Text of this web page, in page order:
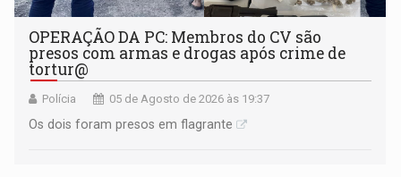
OPERAÇÃO DA PC: Membros do CV são
presos com armas e drogas após crime de
tortur@
Polícia 05 de Agosto de 2026 às 19:37
Os dois foram presos em flagrante